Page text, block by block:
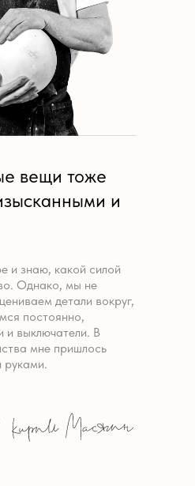
вещи тоже
и
и знаю, какой силой
Однако, мы не
детали вокруг,
постоянно,
и выключатели. В
мне пришлось
руками.